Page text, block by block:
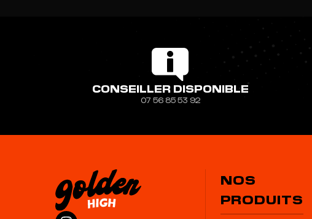
CONSEILLER DISPONIBLE
07 56 85 53 92
NOS
PRODUITS